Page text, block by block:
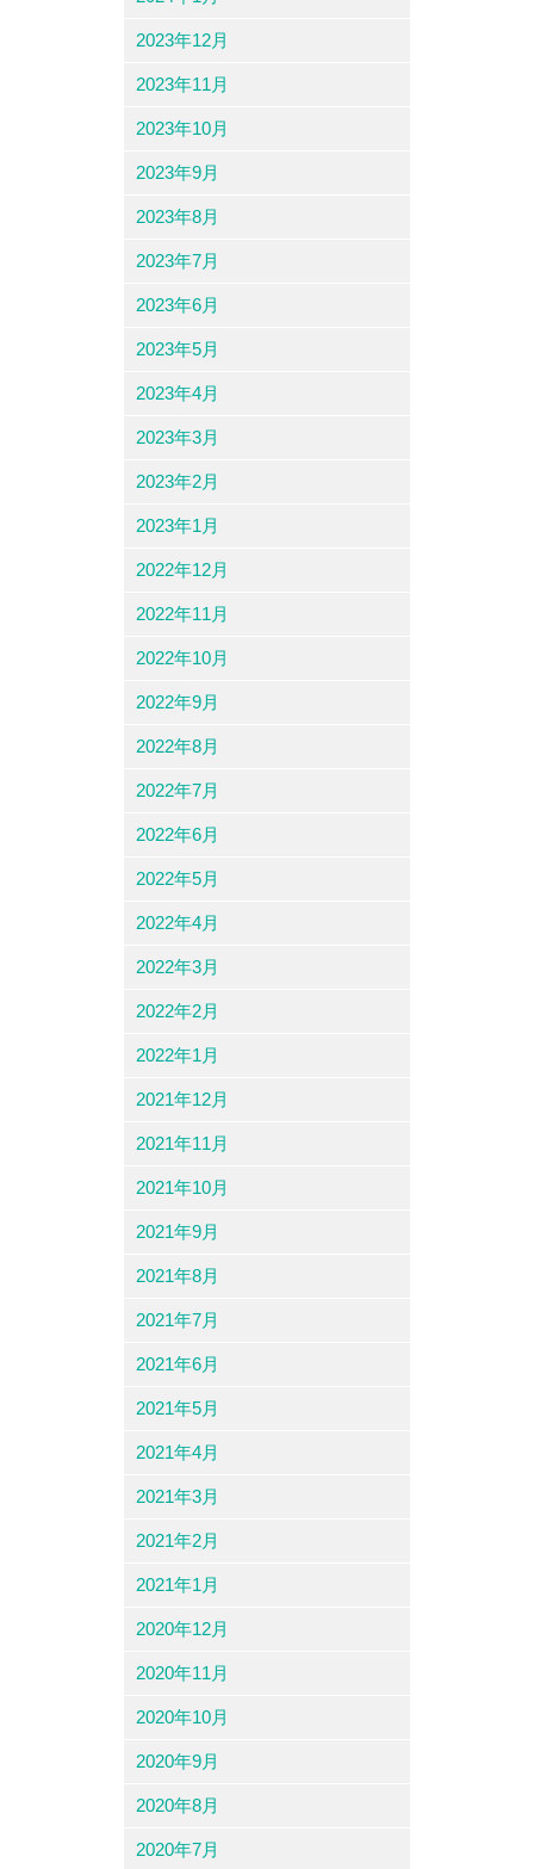
2023年12月
2023年11月
2023年10月
2023年9月
2023年8月
2023年7月
2023年6月
2023年5月
2023年4月
2023年3月
2023年2月
2023年1月
2022年12月
2022年11月
2022年10月
2022年9月
2022年8月
2022年7月
2022年6月
2022年5月
2022年4月
2022年3月
2022年2月
2022年1月
2021年12月
2021年11月
2021年10月
2021年9月
2021年8月
2021年7月
2021年6月
2021年5月
2021年4月
2021年3月
2021年2月
2021年1月
2020年12月
2020年11月
2020年10月
2020年9月
2020年8月
2020年7月